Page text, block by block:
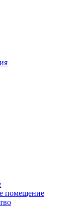
помещение